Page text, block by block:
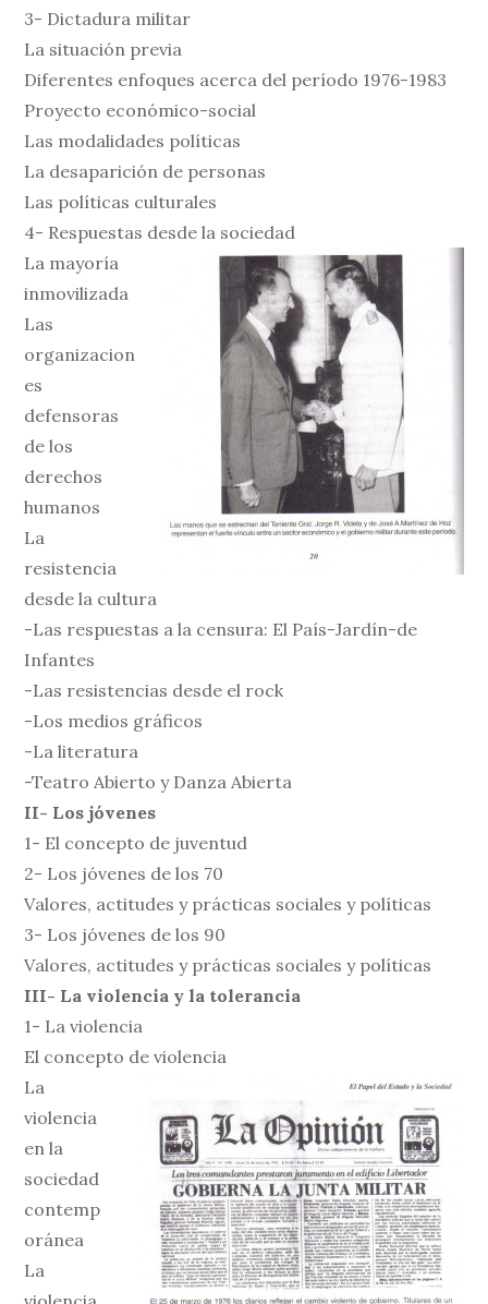
3- Dictadura militar
La situación previa
Diferentes enfoques acerca del período 1976-1983
Proyecto económico-social
Las modalidades políticas
La desaparición de personas
Las políticas culturales
4- Respuestas desde la sociedad
La mayoría
inmovilizada
Las
organizacion
es
defensoras
de los
derechos
humanos
La
resistencia
desde la cultura
-Las respuestas a la censura: El País-Jardín-de
Infantes
-Las resistencias desde el rock
-Los medios gráficos
-La literatura
-Teatro Abierto y Danza Abierta
II- Los jóvenes
1- El concepto de juventud
2- Los jóvenes de los 70
Valores, actitudes y prácticas sociales y políticas
3- Los jóvenes de los 90
Valores, actitudes y prácticas sociales y políticas
III- La violencia y la tolerancia
1- La violencia
El concepto de violencia
La
violencia
en la
sociedad
contemp
oránea
La